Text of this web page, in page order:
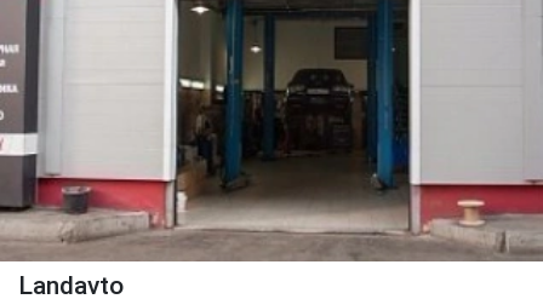
Landavto